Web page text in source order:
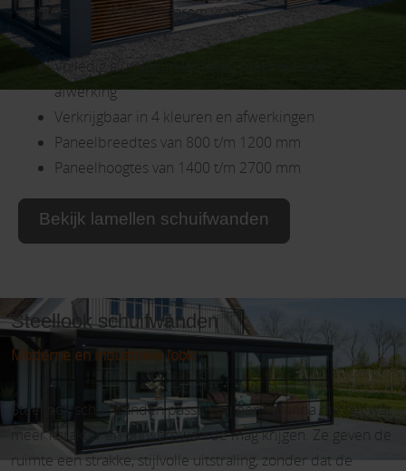
wanneer zon of inkijk daarom vraagt.
Volledig aluminium lamellen met houtlook
afwerking
Verkrijgbaar in 4 kleuren en afwerkingen
Paneelbreedtes van 800 t/m 1200 mm
Paneelhoogtes van 1400 t/m 2700 mm
Bekijk lamellen schuifwanden
Steellook schuifwanden
Moderne en industriële look
Steellook schuifwanden passen bij een veranda die net wat
meer karakter en ontwerpwaarde mag krijgen. Ze geven de
ruimte een strakke, stijlvolle uitstraling, zonder dat de